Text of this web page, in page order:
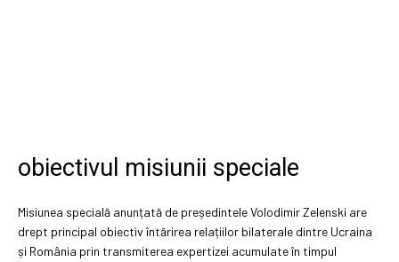
obiectivul misiunii speciale
Misiunea specială anunțată de președintele Volodimir Zelenski are
drept principal obiectiv întărirea relațiilor bilaterale dintre Ucraina
și România prin transmiterea expertizei acumulate în timpul